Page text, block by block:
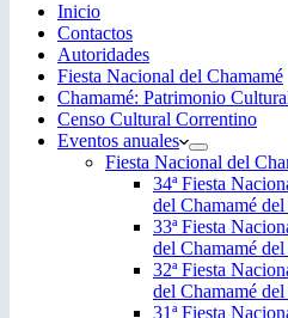
Inicio
Contactos
Autoridades
Fiesta Nacional del Chamamé
Chamamé: Patrimonio
Censo Cultural Correntino
Eventos anuales
Fiesta Nacional del
34ª Fiesta
del Chamamé
33ª Fiesta
del Chamamé
32ª Fiesta
del Chamamé
31ª Fiesta